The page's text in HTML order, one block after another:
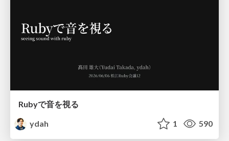
Rubyで音を視る
ydah
1 590